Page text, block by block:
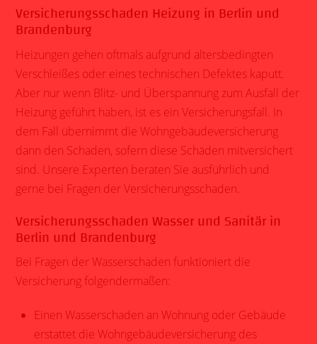
Versicherungsschaden Heizung in Berlin und
Brandenburg
Heizungen gehen oftmals aufgrund altersbedingten
Verschleißes oder eines technischen Defektes kaputt.
Aber nur wenn Blitz- und Überspannung zumAusfall der
Heizung geführt haben, ist es ein Versicherungsfall. In
dem Fall übernimmt die Wohngebäudeversicherung
dann den Schaden, sofern diese Schäden mitversichert
sind. Unsere Experten beraten Sie ausführlich und
gerne bei Fragen der Versicherungsschaden.
Versicherungsschaden Wasser und Sanitär in
Berlin und Brandenburg
Bei Fragen der Wasserschaden funktioniert die
Versicherung folgendermaßen:
Einen Wasserschaden an Wohnung oder Gebäude
erstattet die Wohngebäudeversicherung des